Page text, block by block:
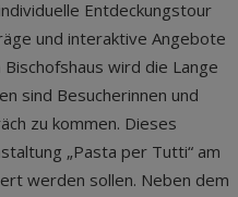
Entdeckungstour
und interaktive Angebote
wird die Lange
sind Besucherinnen und
zu kommen. Dieses
„Pasta per Tutti“ am
werden sollen. Neben dem